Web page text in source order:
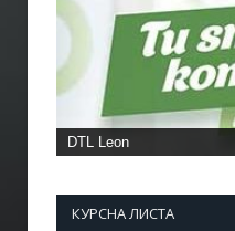
КУРСНА ЛИСТА